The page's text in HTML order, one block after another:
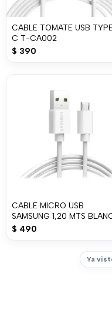
CABLE TOMATE USB
C T-CA002
$ 390
CABLE MICRO USB
SAMSUNG 1,20 MTS
EP-DG9
$ 490
Ya